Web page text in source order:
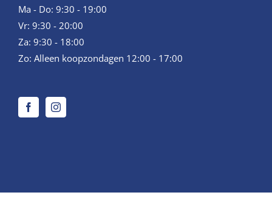
Ma - Do: 9:30 - 19:00
Vr: 9:30 - 20:00
Za: 9:30 - 18:00
Zo: Alleen koopzondagen 12:00 - 17:00